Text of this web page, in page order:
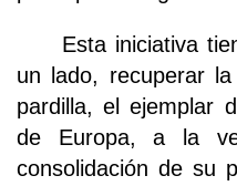
Esta iniciativa
un lado, recuperar
pardilla, el ejemplar
de Europa, a la
consolidación de su